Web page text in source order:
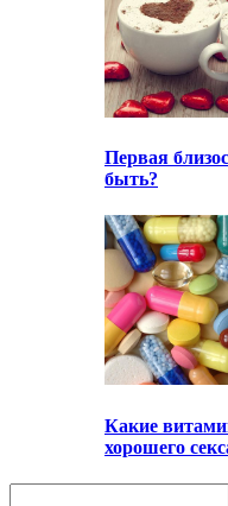
Первая
быть?
Какие
хорошего